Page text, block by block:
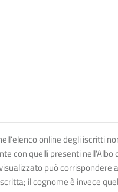
online degli iscritti
con quelli presenti nell’Albo
può corrispondere
il cognome è invece